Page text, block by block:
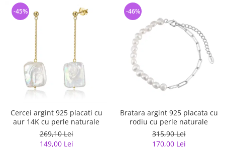
Cercei argint 925 placati cu
aur 14K cu perle naturale
269,10 Lei
149,00 Lei
-45%
Bratara argint 925 placata cu
rodiu cu perle naturale
315,90 Lei
170,00 Lei
-46%